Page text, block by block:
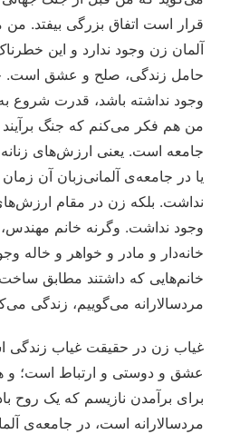
قرار است اتفاق بزرگی بیفتد.
آلمان زن وجود ندارد و این
حامل زندگی، صلح و عشق است.
وجود نداشته باشد، قدرت شروع
من هم فکر می‌کنم که جنگ برآیند
جامعه است. یعنی ارزش‌های زنانه،
یا در جامعه‌ی آلمانی‌زبان آن
نداشت. بلکه زن در مقام
وجود نداشت. وگرنه خانم مهندس،
خانه‌دار و مادر و خواهر و خاله
خانم‌هایی که داشتند مطابق
مردسالارانه می‌گوییم، زندگی
غیاب زن در حقیقت غیاب زندگی
عشق و دوستی و ارتباط است؛ و
برای برآمدن نازیسم که یک روح
مردسالارانه است، در جامعه‌ی